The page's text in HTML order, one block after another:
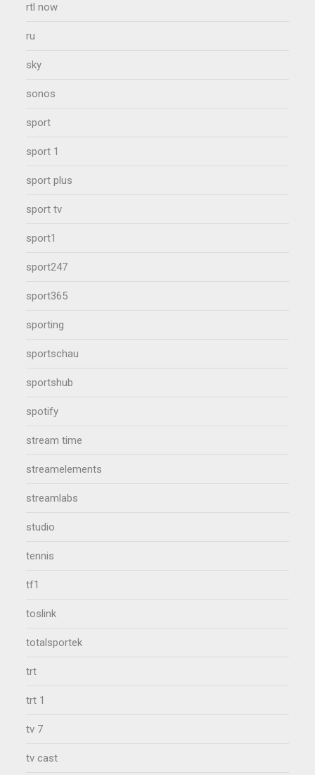
rtl now
ru
sky
sonos
sport
sport 1
sport plus
sport tv
sport1
sport247
sport365
sporting
sportschau
sportshub
spotify
stream time
streamelements
streamlabs
studio
tennis
tf1
toslink
totalsportek
trt
trt 1
tv 7
tv cast